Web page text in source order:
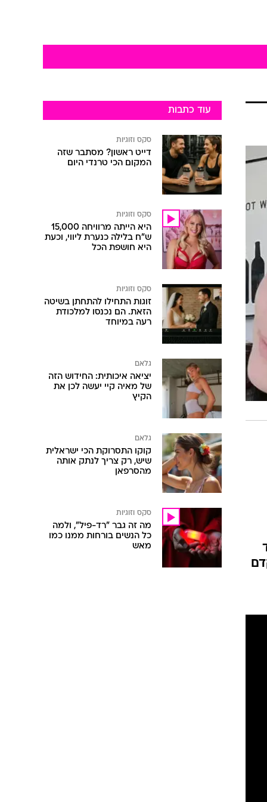
עוד כתבות
סקס וזוגיות
דייט ראשון? מסתבר שזה
המקום הכי טרנדי היום
סקס וזוגיות
היא הייתה מרוויחה 15,000
ש"ח בלילה כנערת ליווי, וכעת
היא חושפת הכל
סקס וזוגיות
זוגות התחילו להתחתן בשיטה
הזאת. הם נכנסו למלכודת
רעה במיוחד
גלאם
יציאה איכותית: החידוש הזה
של מאיה קיי יעשה לכן את
הקיץ
גלאם
קוקו התסרוקת הכי ישראלית
שיש, רק צריך לנתק אותה
מהסרפאן
סקס וזוגיות
מה זה גבר "רד-פיל", ולמה
כל הנשים בורחות ממנו כמו
מאש